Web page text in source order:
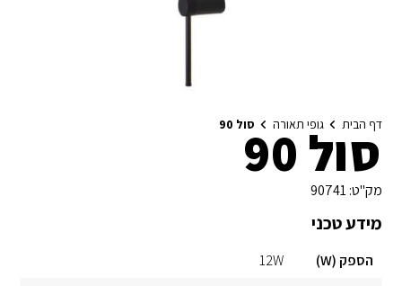
דף הבית גופי תאורה סול 90 סול 90
מק"ט: 90741
מידע טכני
הספק (W)
12W